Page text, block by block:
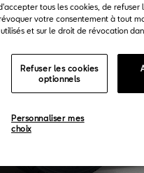
tous les cookies, de refuser
votre consentement à tout
et sur le droit de révocation
Refuser les cookies
optionnels
Personnaliser mes
choix